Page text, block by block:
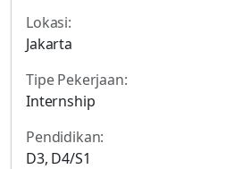
Lokasi:
Jakarta
Tipe Pekerjaan:
Internship
Pendidikan:
D3, D4/S1